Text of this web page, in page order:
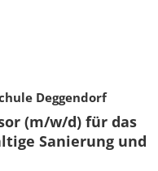
Deggendorf
(m/w/d) für das
Sanierung und